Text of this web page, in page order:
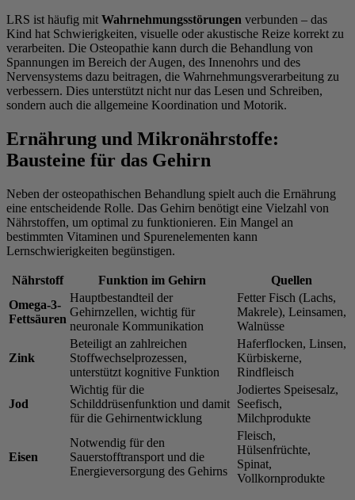
LRS ist häufig mit Wahrnehmungsstörungen verbunden – das
Kind hat Schwierigkeiten, visuelle oder akustische Reize korrekt zu
verarbeiten. Die Osteopathie kann durch die Behandlung von
Spannungen im Bereich der Augen, des Innenohrs und des
Nervensystems dazu beitragen, die Wahrnehmungsverarbeitung zu
verbessern. Dies unterstützt nicht nur das Lesen und Schreiben,
sondern auch die allgemeine Koordination und Motorik.
Ernährung und Mikronährstoffe:
Bausteine für das Gehirn
Neben der osteopathischen Behandlung spielt auch die Ernährung
eine entscheidende Rolle. Das Gehirn benötigt eine Vielzahl von
Nährstoffen, um optimal zu funktionieren. Ein Mangel an
bestimmten Vitaminen und Spurenelementen kann
Lernschwierigkeiten begünstigen.
Nährstoff Funktion im Gehirn
Quellen
Omega-3-
Fettsäuren
Hauptbestandteil der
Gehirnzellen, wichtig für
neuronale Kommunikation
Fetter Fisch (Lachs,
Makrele), Leinsamen,
Walnüsse
Zink
Beteiligt an zahlreichen
Stoffwechselprozessen,
unterstützt kognitive Funktion
Haferflocken, Linsen,
Kürbiskerne,
Rindfleisch
Jod
Wichtig für die
Schilddrüsenfunktion und damit
für die Gehirnentwicklung
Jodiertes Speisesalz,
Seefisch,
Milchprodukte
Eisen
Notwendig für den
Sauerstofftransport und die
Energieversorgung des Gehirns
Fleisch,
Hülsenfrüchte,
Spinat,
Vollkornprodukte